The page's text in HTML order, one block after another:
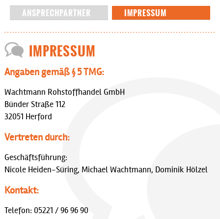
ANSPRECHPARTNER IMPRESSUM
IMPRESSUM
Angaben gemäß § 5 TMG:
Wachtmann Rohstoffhandel GmbH
Bünder Straße 112
32051 Herford
Vertreten durch:
Geschäftsführung:
Nicole Heiden-Süring, Michael Wachtmann, Dominik Hölzel
Kontakt:
Telefon: 05221 / 96 96 90